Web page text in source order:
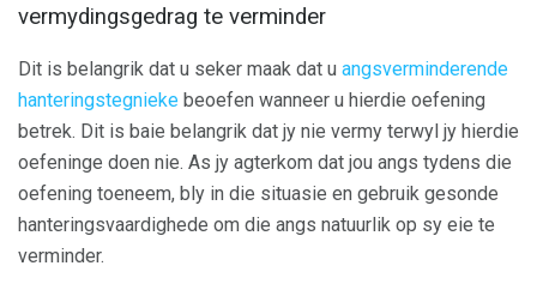
vermydingsgedrag te verminder
Dit is belangrik dat u seker maak dat u angsverminderende
hanteringstegnieke beoefen wanneer u hierdie oefening
betrek. Dit is baie belangrik dat jy nie vermy terwyl jy hierdie
oefeninge doen nie. As jy agterkom dat jou angs tydens die
oefening toeneem, bly in die situasie en gebruik gesonde
hanteringsvaardighede om die angs natuurlik op sy eie te
verminder.